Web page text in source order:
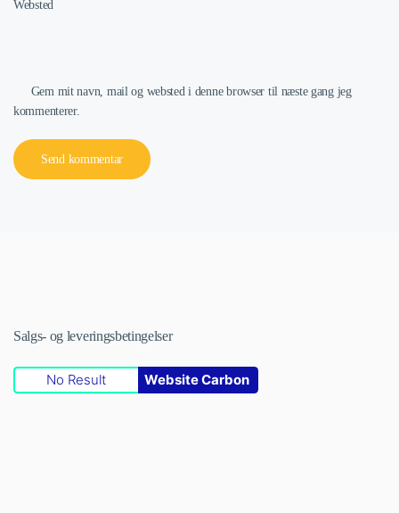
Websted
Gem mit navn, mail og websted i denne browser til næste gang jeg
kommenterer.
Send kommentar
Salgs- og leveringsbetingelser
No Result Website Carbon